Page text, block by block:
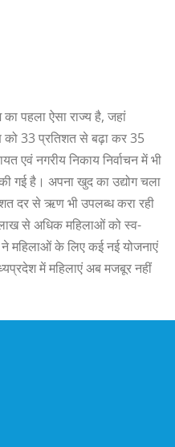
पहला ऐसा राज्य है, जहां
33 प्रतिशत से बढ़ा कर 35
एवं नगरीय निकाय निर्वाचन में भी
गई है। अपना खुद का उद्योग चला
दर से ऋण भी उपलब्ध करा रही
से अधिक महिलाओं को स्व-
ने महिलाओं के लिए कई नई योजनाएं
में महिलाएं अब मजबूर नहीं